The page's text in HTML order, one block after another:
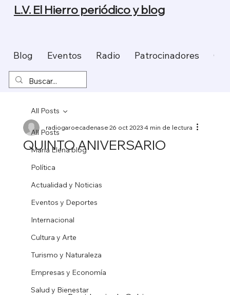
Blog Eventos Radio Patrocinadores
L.V. El Hierro periódico y blog
All Posts
Maria Elena blog
Política
Actualidad y Noticias
Eventos y Deportes
Internacional
Cultura y Arte
Turismo y Naturaleza
Empresas y Economía
Salud y Bienestar
All Posts
QUINTO ANIVERSARIO
radiogaroecadenase26 oct 20234 min de lectura